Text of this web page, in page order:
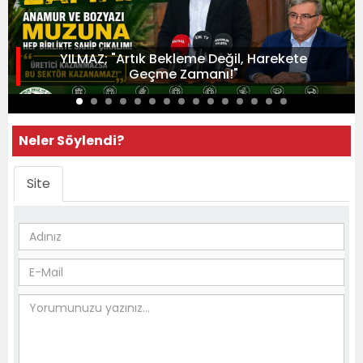
YILMAZ; "Artık Bekleme Değil, Harekete
Geçme Zamanı!"
Neler Söylendi?
Site